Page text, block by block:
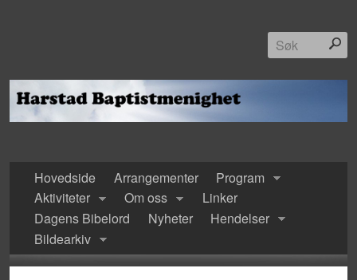
Hovedside Arrangementer
Program
Aktiviteter
Om oss
Linker
Dagens Bibelord
Nyheter
Hendelser
Bildearkiv